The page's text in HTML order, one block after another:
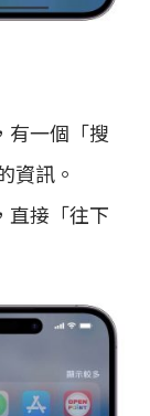
有一個「搜
資訊。
直接「往下